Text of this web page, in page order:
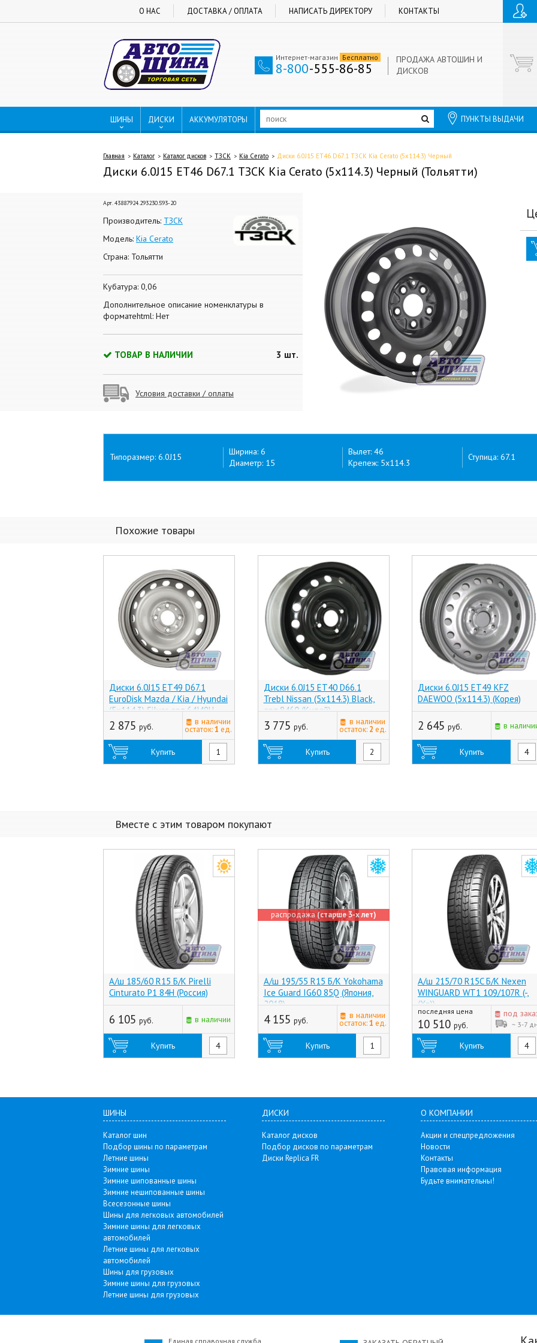
О НАС ДОСТАВКА / ОПЛАТА НАПИСАТЬ ДИРЕКТОРУ КОНТАКТЫ
Интернет-магазин Бесплатно
8-800-555-86-85
ПРОДАЖА АВТОШИН И
ДИСКОВ
ШИНЫ ДИСКИ АККУМУЛЯТОРЫ ПУНКТЫ ВЫДАЧИ
Главная Каталог Каталог дисков ТЗСК Kia Cerato Диски 6.0J15 ET46 D67.1 ТЗСК Kia Cerato (5x114.3) Черный
Диски 6.0J15 ET46 D67.1 ТЗСК Kia Cerato (5x114.3) Черный (Тольятти)
Арт. 43887924.293230.593-20
Производитель: ТЗСК
Модель: Kia Cerato
Страна: Тольятти
Кубатура: 0,06
Дополнительное описание номенклатуры в
форматеhtml: Нет
ТОВАР В НАЛИЧИИ 3 шт.
Условия доставки / оплаты
Типоразмер: 6.0J15
Ширина: 6
Диаметр: 15
Вылет: 46
Крепеж: 5x114.3
Ступица: 67.1
Похожие товары
Диски 6.0J15 ET49 D67.1
EuroDisk Mazda / Kia / Hyundai
(5x114.3) Silver арт.64J49H
(Узбекистан)
2 875 руб.
в наличии
остаток:1 ед.
Купить
Диски 6.0J15 ET40 D66.1
Trebl Nissan (5x114.3) Black,
арт.8460 (Китай)
3 775 руб.
в наличии
остаток: 2 ед.
Купить
Диски 6.0J15 ET49 KFZ
DAEWOO (5x114.3) (Корея)
2 645 руб. в
Купить
Вместе с этим товаром покупают
А/ш 185/60 R15 Б/К Pirelli
Cinturato P1 84H (Россия)
6 105 руб. в наличии
Купить
распродажа (старше 3-х лет)
А/ш 195/55 R15 Б/К Yokohama
Ice Guard IG60 85Q (Япония,
2018)
4 155 руб.
в наличии
остаток:1 ед.
Купить
А/ш 215/70 R15C Б/К Nexen
WINGUARD WT1 109/107R (-,
(Хр))
последняя цена
10 510 руб.
под
~ 3-7 дн
Купить
ШИНЫ
Каталог шин
Подбор шины по параметрам
Летние шины
Зимние шины
Зимние шипованные шины
Зимние нешипованные шины
Всесезонные шины
Шины для легковых автомобилей
Зимние шины для легковых
автомобилей
Летние шины для легковых
автомобилей
Шины для грузовых
Зимние шины для грузовых
Летние шины для грузовых
ДИСКИ
Каталог дисков
Подбор дисков по параметрам
Диски Replica FR
О КОМПАНИИ
Акции и спецпредложения
Новости
Контакты
Правовая информация
Будьте внимательны!
Единая справочная служба